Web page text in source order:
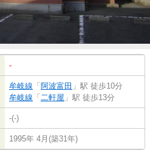
-
牟岐線 「 阿波富田 」駅 徒歩10分
牟岐線 「 二軒屋 」駅 徒歩13分
-(-)
1995年 4月(築31年)